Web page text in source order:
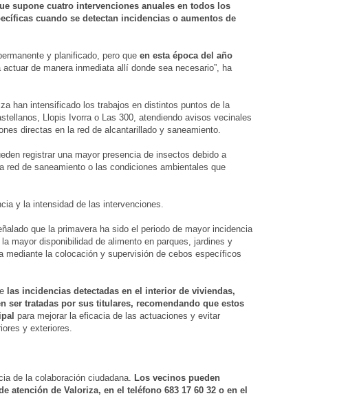
supone cuatro intervenciones anuales en todos los
cuando se detectan incidencias o aumentos de
y planificado, pero que en esta época del año
actuar de manera inmediata allí donde sea necesario”, ha
han intensificado los trabajos en distintos puntos de la
Llopis Ivorra o Las 300, atendiendo avisos vecinales
directas en la red de alcantarillado y saneamiento.
registrar una mayor presencia de insectos debido a
de saneamiento o las condiciones ambientales que
y la intensidad de las intervenciones.
que la primavera ha sido el periodo de mayor incidencia
mayor disponibilidad de alimento en parques, jardines y
mediante la colocación y supervisión de cebos específicos
las incidencias detectadas en el interior de viviendas,
ser tratadas por sus titulares, recomendando que estos
para mejorar la eficacia de las actuaciones y evitar
y exteriores.
de la colaboración ciudadana. Los vecinos pueden
atención de Valoriza, en el teléfono 683 17 60 32 o en el